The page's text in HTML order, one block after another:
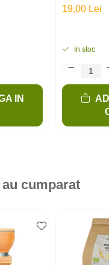
IN
19,00 Lei
In stoc
cumparat